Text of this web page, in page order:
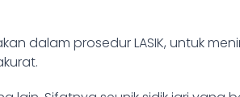
dalam prosedur LASIK, untuk